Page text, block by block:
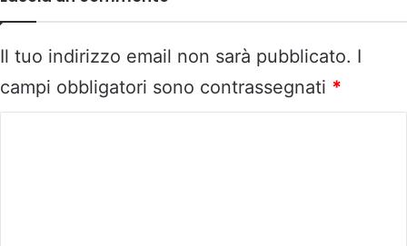
Il tuo indirizzo email non sarà pubblicato. I
campi obbligatori sono contrassegnati *